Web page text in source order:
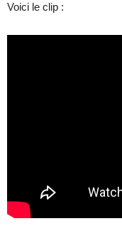
Voici le clip :